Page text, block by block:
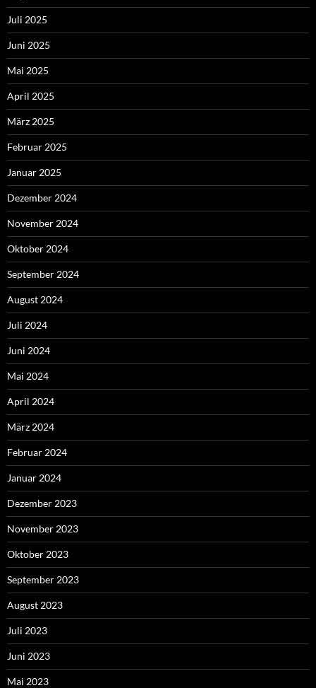
Juli 2025
Juni 2025
Mai 2025
April 2025
März 2025
Februar 2025
Januar 2025
Dezember 2024
November 2024
Oktober 2024
September 2024
August 2024
Juli 2024
Juni 2024
Mai 2024
April 2024
März 2024
Februar 2024
Januar 2024
Dezember 2023
November 2023
Oktober 2023
September 2023
August 2023
Juli 2023
Juni 2023
Mai 2023